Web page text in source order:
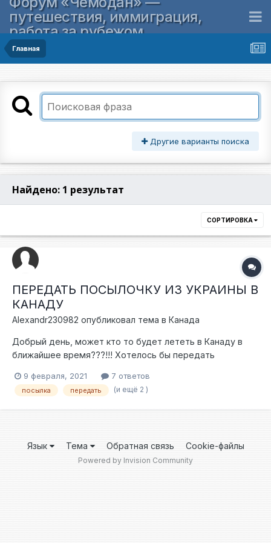
путешествия, иммиграция,
работа за рубежом
Главная
Другие варианты поиска
Найдено: 1 результат
СОРТИРОВКА
ПЕРЕДАТЬ ПОСЫЛОЧКУ ИЗ УКРАИНЫ В
КАНАДУ
Alexandr230982 опубликовал тема в Канада
Добрый день, может кто то будет лететь в Канаду в
ближайшее время???!!! Хотелось бы передать
9 февраля, 2021 7 ответов
посылка передать (и ещё 2 )
Язык Тема Обратная связь Cookie-файлы
Powered by Invision Community